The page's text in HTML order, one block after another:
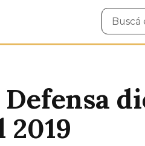
Buscar
en